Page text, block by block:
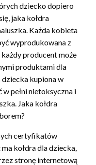
dziecko dopiero
jaka kołdra
Każda kobieta
wyprodukowana z
producent może
produktami dla
dziecka kupiona w
pełni nietoksyczna i
Jaka kołdra
certyfikatów
kołdra dla dziecka,
stronę internetową